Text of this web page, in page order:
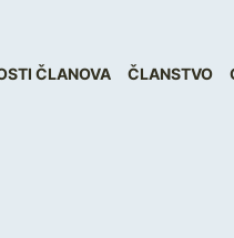
ČLANOVA ČLANSTVO